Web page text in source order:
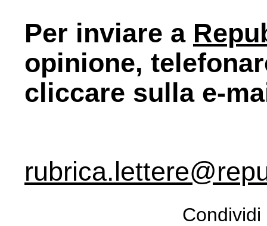
Per inviare a
opinione,
cliccare sulla e-